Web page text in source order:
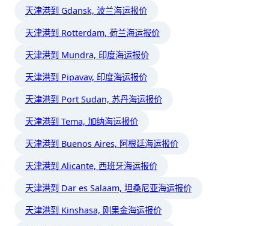
天津港到 Gdansk, 波兰海运报价
天津港到 Rotterdam, 荷兰海运报价
天津港到 Mundra, 印度海运报价
天津港到 Pipavav, 印度海运报价
天津港到 Port Sudan, 苏丹海运报价
天津港到 Tema, 加纳海运报价
天津港到 Buenos Aires, 阿根廷海运报价
天津港到 Alicante, 西班牙海运报价
天津港到 Dar es Salaam, 坦桑尼亚海运报价
天津港到 Kinshasa, 刚果金海运报价